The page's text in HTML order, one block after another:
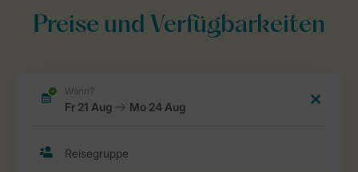
Preise und Verfügbarkeiten